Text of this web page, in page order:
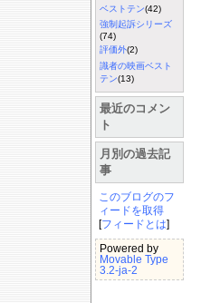
ベストテン(42)
強制起訴シリーズ
(74)
評価外(2)
識者の映画ベスト
テン(13)
最近のコメン
ト
月別の過去記
事
このブログのフ
ィードを取得
[フィードとは]
Powered by
Movable Type
3.2-ja-2